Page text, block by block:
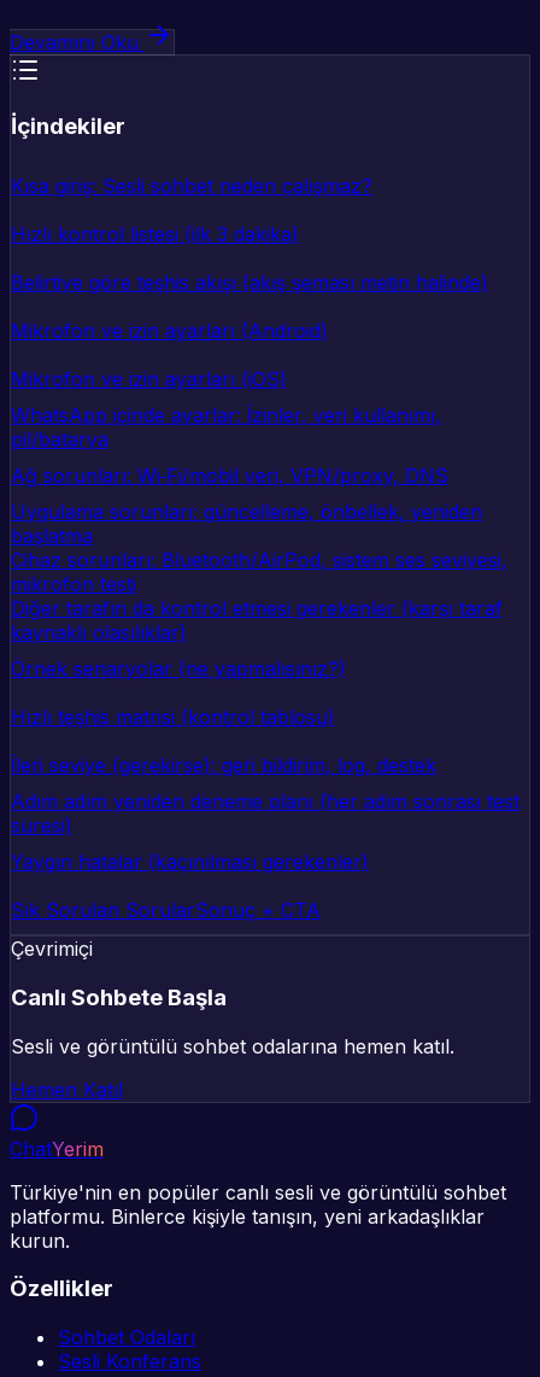
Devamını Oku
İçindekiler
Kısa giriş: Sesli sohbet neden çalışmaz?
Hızlı kontrol listesi (ilk 3 dakika)
Belirtiye göre teşhis akışı (akış şeması metin halinde)
Mikrofon ve izin ayarları (Android)
Mikrofon ve izin ayarları (iOS)
WhatsApp içinde ayarlar: İzinler, veri kullanımı,
pil/batarya
Ağ sorunları: Wi‑Fi/mobil veri, VPN/proxy, DNS
Uygulama sorunları: güncelleme, önbellek, yeniden
başlatma
Cihaz sorunları: Bluetooth/AirPod, sistem ses seviyesi,
mikrofon testi
Diğer tarafın da kontrol etmesi gerekenler (karşı taraf
kaynaklı olasılıklar)
Örnek senaryolar (ne yapmalısınız?)
Hızlı teşhis matrisi (kontrol tablosu)
İleri seviye (gerekirse): geri bildirim, log, destek
Adım adım yeniden deneme planı (her adım sonrası test
süresi)
Yaygın hatalar (kaçınılması gerekenler)
Sık Sorulan SorularSonuç + CTA
Çevrimiçi
Canlı Sohbete Başla
Sesli ve görüntülü sohbet odalarına hemen katıl.
Hemen Katıl
ChatYerim
Türkiye'nin en popüler canlı sesli ve görüntülü sohbet
platformu. Binlerce kişiyle tanışın, yeni arkadaşlıklar
kurun.
Özellikler
Sohbet Odaları
Sesli Konferans